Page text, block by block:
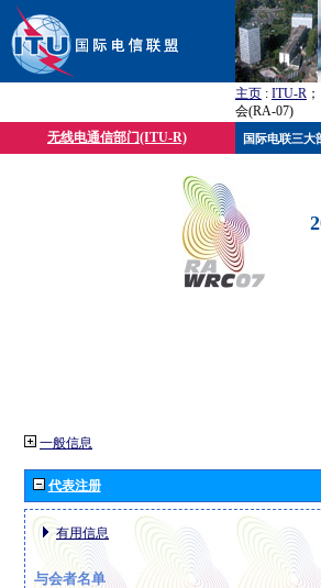
主页 : ITU-R
会(RA-07)
无线电通信部门(ITU-R)
一般信息
代表注册
有用信息
与会者名单
国际电联三大